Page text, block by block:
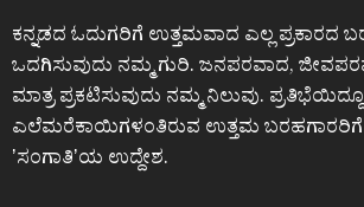
ಕನ್ನಡದ ಓದುಗರಿಗೆ ಉತ್ತಮವಾದ ಎಲ್ಲ ಪ್ರಕಾರದ
ಒದಗಿಸುವುದು ನಮ್ಮ ಗುರಿ. ಜನಪರವಾದ,
ಮಾತ್ರ ಪ್ರಕಟಿಸುವುದು ನಮ್ಮ ನಿಲುವು. ಪ್ರತಿಭೆಯಿದ್ದೂ
ಎಲೆಮರೆಕಾಯಿಗಳಂತಿರುವ ಉತ್ತಮ ಬರಹಗಾರರಿಗೆ
ʼಸಂಗಾತಿʼಯ ಉದ್ದೇಶ.